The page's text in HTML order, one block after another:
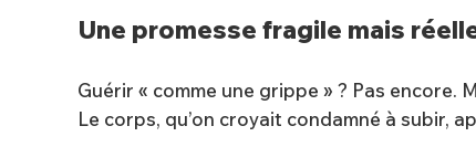
Une promesse fragile mais
Guérir « comme une grippe » ? Pas encore.
Le corps, qu’on croyait condamné à subir,